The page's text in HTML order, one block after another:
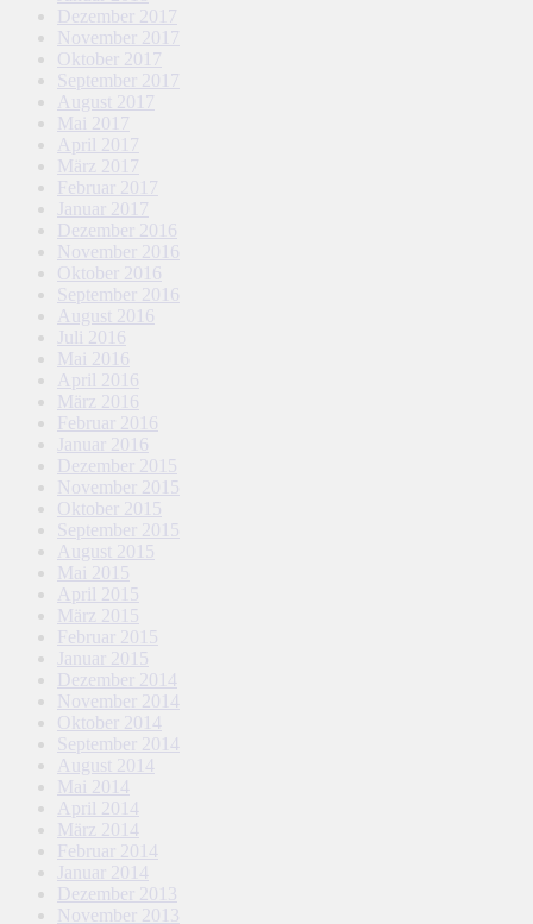
Dezember 2017
November 2017
Oktober 2017
September 2017
August 2017
Mai 2017
April 2017
März 2017
Februar 2017
Januar 2017
Dezember 2016
November 2016
Oktober 2016
September 2016
August 2016
Juli 2016
Mai 2016
April 2016
März 2016
Februar 2016
Januar 2016
Dezember 2015
November 2015
Oktober 2015
September 2015
August 2015
Mai 2015
April 2015
März 2015
Februar 2015
Januar 2015
Dezember 2014
November 2014
Oktober 2014
September 2014
August 2014
Mai 2014
April 2014
März 2014
Februar 2014
Januar 2014
Dezember 2013
November 2013